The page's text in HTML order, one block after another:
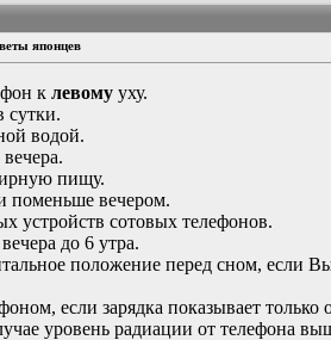
японцев
клевомууху.
сутки.
водой.
пищу.
поменьше вечером.
устройств сотовых телефонов.
до 6 утра.
положение перед сном, если
если зарядка показывает только
уровень радиации от телефона